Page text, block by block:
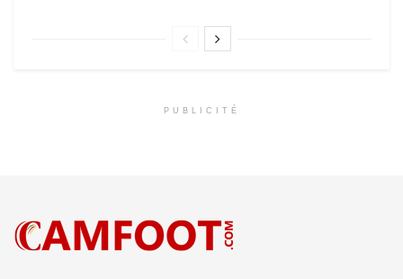
PUBLICITÉ